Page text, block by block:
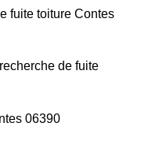
fuite toiture Contes
de fuite
06390